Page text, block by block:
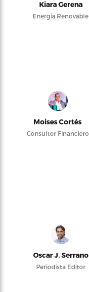
Kiara Gerena
Energía Renovable
Moises Cortés
Consultor Financiero
Oscar J. Serrano
Periodista Editor